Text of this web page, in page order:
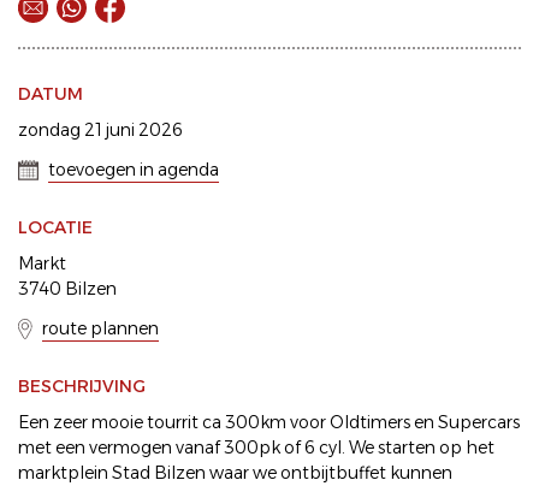
DATUM
zondag 21 juni 2026
toevoegen in agenda
LOCATIE
Markt
3740 Bilzen
route plannen
BESCHRIJVING
Een zeer mooie tourrit ca 300km voor Oldtimers en Supercars
met een vermogen vanaf 300pk of 6 cyl. We starten op het
marktplein Stad Bilzen waar we ontbijtbuffet kunnen